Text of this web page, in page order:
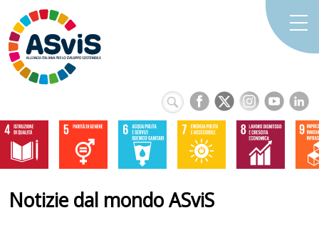
Notizie dal mondo ASviS